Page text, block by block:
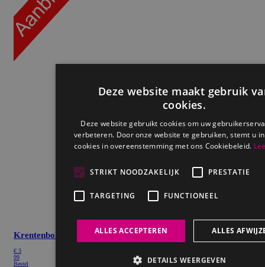
Krentenbollen
€ 3
99
Bestel